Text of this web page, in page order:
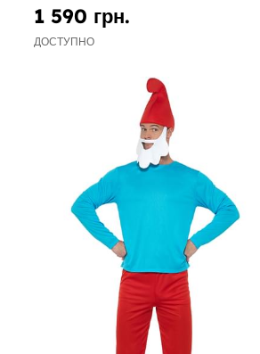
1 590 грн.
ДОСТУПНО